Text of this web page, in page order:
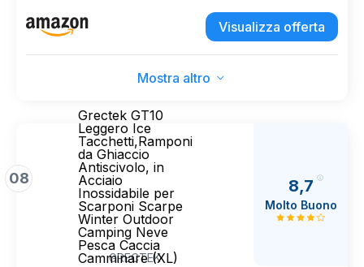
con la Durevole Schiuma IXPE, Impermeabile e
Isolante – Attrezzatura da Campeggio,Visualizza offerta
Mostra altro
08
Grectek GT10
Leggero Ice
Tacchetti,Ramponi
da Ghiaccio
Antiscivolo, in
Acciaio
Inossidabile per
Scarponi Scarpe
Winter Outdoor ​
Camping Neve
Pesca Caccia
Camminare (XL)
GRECTEK
8,7
Molto Buono